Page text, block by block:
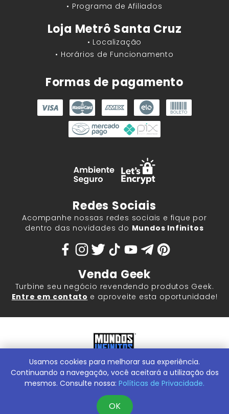
• Programa de Afiliados
Loja Metrô Santa Cruz
• Localização
• Horários de Funcionamento
Formas de pagamento
Redes Sociais
Acompanhe nossas redes sociais e fique por
dentro das novidades do Mundos Infinitos
Venda Geek
Turbine seu negócio revendendo produtos Geek.
Entre em contato e aproveite esta oportunidade!
Mundos Infinitos - Publicações e Geek Store |ContentStuff
Publicações e Assinaturas Ltda. CNPJ - 05.859.917/0001-60.
Conheça nossa Loja Física:Rua Machado Bitencourt, 291 -
Usamos cookies para melhorar sua experiência.
Continuando a navegação, você aceitará a utilização dos
mesmos. Consulte nossa: Políticas de Privacidade.
OK